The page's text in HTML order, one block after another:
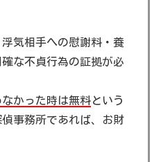
気相手への慰謝料・養
な不貞行為の証拠が必
かった時は無料という
事務所であれば、お財